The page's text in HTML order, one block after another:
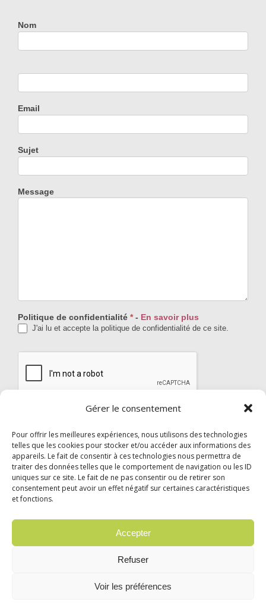
Gérer le consentement
Pour offrir les meilleures expériences, nous utilisons des technologies
telles que les cookies pour stocker et/ou accéder aux informations des
appareils. Le fait de consentir à ces technologies nous permettra de
traiter des données telles que le comportement de navigation ou les ID
uniques sur ce site. Le fait de ne pas consentir ou de retirer son
consentement peut avoir un effet négatif sur certaines caractéristiques
et fonctions.
Accepter
Refuser
Voir les préférences
Contact
FR
Nom
Email
Sujet
Message
Politique de confidentialité *- En savoir plus
J'ai lu et accepte la politique de confidentialité de ce site.
Confidentialité
English
Deutsch Español
Italiano